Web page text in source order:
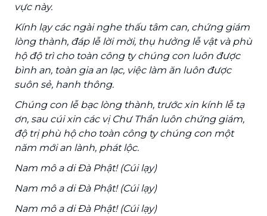
vực này.
Kính lạy các ngài nghe thấu tâm can, chứng giám
lòng thành, đáp lễ lời mời, thụ hưởng lễ vật và phù
hộ độ trì cho toàn công ty chúng con luôn được
bình an, toàn gia an lạc, việc làm ăn luôn được
suôn sẻ, hanh thông.
Chúng con lễ bạc lòng thành, trước xin kính lễ tạ
ơn, sau cúi xin các vị Chư Thần luôn chứng giám,
độ trị phù hộ cho toàn công ty chúng con một
năm mới an lành, phát lộc.
Nam mô a di Đà Phật! (Cúi lạy)
Nam mô a di Đà Phật! (Cúi lạy)
Nam mô a di Đà Phật! (Cúi lạy)